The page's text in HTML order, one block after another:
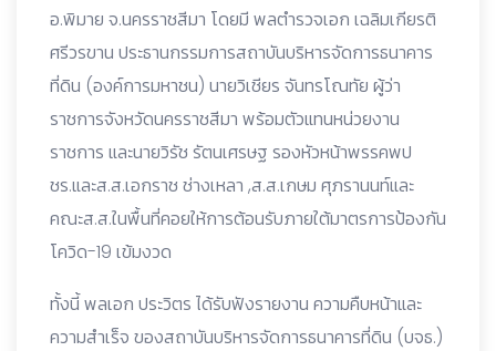
อ.พิมาย จ.นครราชสีมา โดยมี พลตำรวจเอก เฉลิมเกียรติ
ศรีวรขาน ประธานกรรมการสถาบันบริหารจัดการธนาคาร
ที่ดิน (องค์การมหาชน) นายวิเชียร จันทรโณทัย ผู้ว่า
ราชการจังหวัดนครราชสีมา พร้อมตัวแทนหน่วยงาน
ราชการ และนายวิรัช รัตนเศรษฐ รองหัวหน้าพรรคพป
ชร.และส.ส.เอกราช ช่างเหลา ,ส.ส.เกษม ศุภรานนท์และ
คณะส.ส.ในพื้นที่คอยให้การต้อนรับภายใต้มาตรการป้องกัน
โควิด-19 เข้มงวด
ทั้งนี้ พลเอก ประวิตร ได้รับฟังรายงาน ความคืบหน้าและ
ความสำเร็จ ของสถาบันบริหารจัดการธนาคารที่ดิน (บจธ.)